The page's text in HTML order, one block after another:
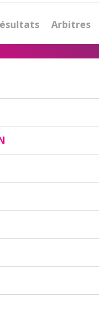
Arbitres